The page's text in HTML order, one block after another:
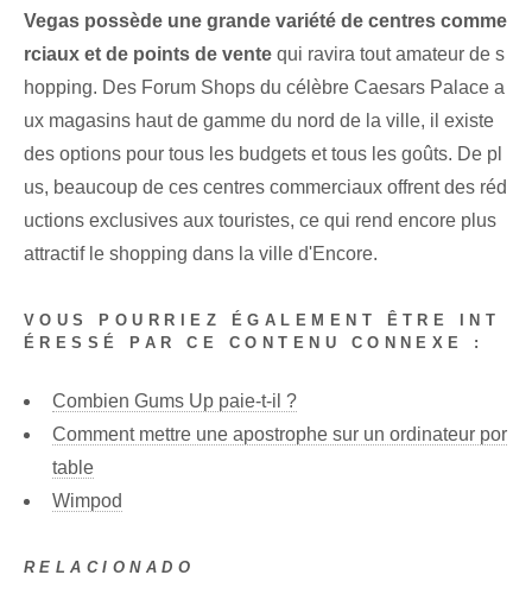
Vegas possède une grande variété de centres comme
rciaux et de points de vente qui ravira tout amateur de s
hopping. Des Forum Shops du célèbre Caesars Palace a
ux magasins haut de gamme du nord de la ville, il existe
des options pour tous les budgets et tous les goûts. De pl
us, beaucoup de ces centres commerciaux offrent des réd
uctions exclusives aux touristes, ce qui rend encore plus
attractif le shopping dans la ville d'Encore.
VOUS POURRIEZ ÉGALEMENT ÊTRE INT
ÉRESSÉ PAR CE CONTENU CONNEXE :
Combien Gums Up paie-t-il ?
Comment mettre une apostrophe sur un ordinateur por
table
Wimpod
RELACIONADO